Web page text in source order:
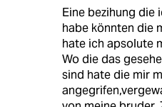
Eine bezihung die
habe könnten die
hate ich apsolute
Wo die das
sind hate die mir